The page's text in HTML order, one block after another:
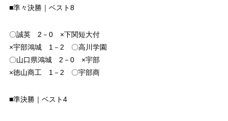
■準々決勝｜ベスト8
〇誠英 2－0 ×下関短大付
×宇部鴻城 1－2 〇高川学園
〇山口県鴻城 2－0 ×宇部
×徳山商工 1－2 〇宇部商
■準決勝｜ベスト4